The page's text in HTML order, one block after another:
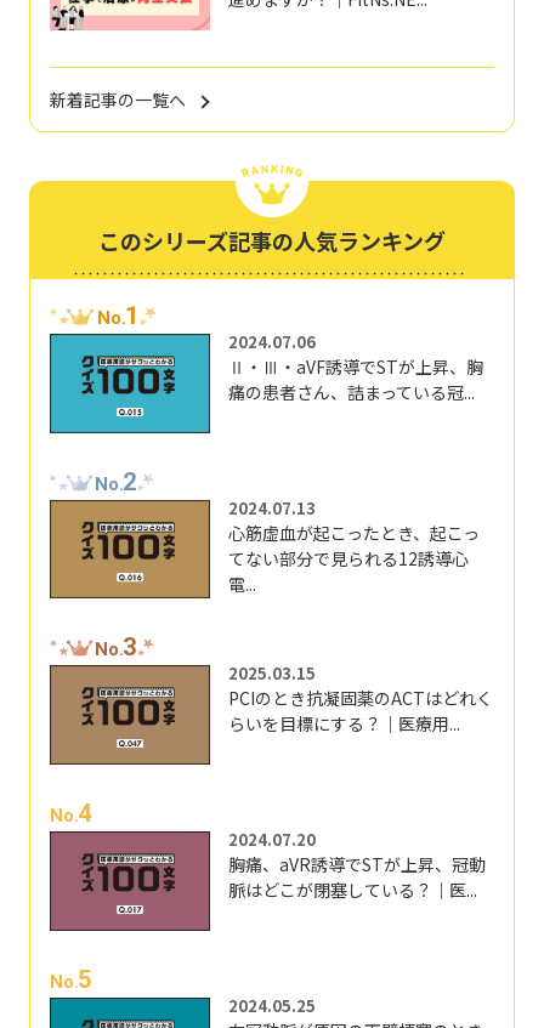
新着記事の一覧へ
このシリーズ記事の人気ランキング
No.1
2024.07.06
Ⅱ・Ⅲ・aVF誘導でSTが上昇、胸
痛の患者さん、詰まっている冠...
No.2
2024.07.13
心筋虚血が起こったとき、起こっ
てない部分で見られる12誘導心
電...
No.3
2025.03.15
PCIのとき抗凝固薬のACTはどれく
らいを目標にする？｜医療用...
No.4
2024.07.20
胸痛、aVR誘導でSTが上昇、冠動
脈はどこが閉塞している？｜医...
No.5
2024.05.25